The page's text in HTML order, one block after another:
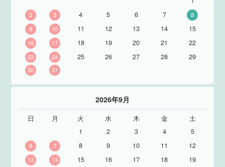
2 3 4 5 6 7
8
9
10 11 12 13 14 15
16 17 18 19 20 21 22
23 24 25 26 27 28 29
30 31
2026年9月
日 月 火 水 木 金
土
1
2 3 4 5
6 7 8 9 10 11 12
13 14 15 16 17 18 19